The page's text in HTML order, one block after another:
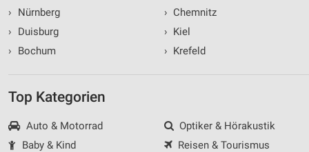
›
Nürnberg
›
Duisburg
›
Bochum
› Chemnitz
› Kiel
› Krefeld
Top Kategorien
Auto & Motorrad
Baby & Kind
Optiker & Hörakustik
Reisen & Tourismus